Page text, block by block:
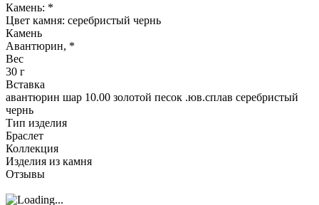
Камень: *
Цвет камня: серебристый чернь
Камень
Авантюрин, *
Вес
30 г
Вставка
авантюрин шар 10.00 золотой песок .юв.сплав серебристый
чернь
Тип изделия
Браслет
Коллекция
Изделия из камня
Отзывы